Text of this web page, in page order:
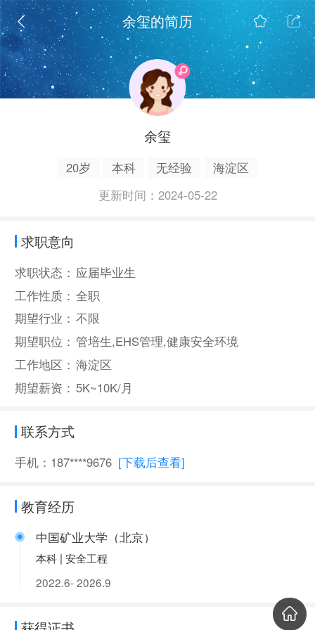
余玺的简历
余玺
20岁 本科 无经验
海淀区
更新时间：2024-05-22
求职意向
求职状态： 应届毕业生
工作性质： 全职
期望行业： 不限
期望职位： 管培生,EHS管理,健康安全环境
工作地区： 海淀区
期望薪资： 5K~10K/月
联系方式
手机：187****9676 [下载后查看]
教育经历
中国矿业大学（北京）
本科 | 安全工程
2022.6- 2026.9